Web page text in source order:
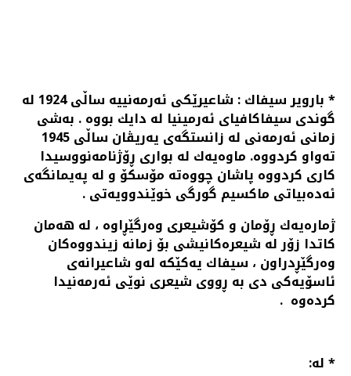
* بارویر سیفاك : شاعیرێكی ئەرمەنییە ساڵی 1924 لە
گوندی سیفاكافیای ئەرمینیا لە دایك بووە . بەشی
زمانی ئەرمەنی لە زانستگەی یەریڤان ساڵی 1945
تەواو كردووە. ماوەیەك لە بواری ڕۆژنامەنووسیدا
كاری كردووە پاشان چووەتە مۆسكۆ و لە پەیمانگەی
ئەدەبیاتی ماكسیم گورگی خوێندوویەتی .
ژمارەیەك ڕۆمان و كۆشیعری وەرگێڕاوە ، لە هەمان
كاتدا زۆر لە شیعرەكانیشی بۆ زمانە زیندووەكان
وەرگێڕدراون ، سیفاك یەكێكە لەو شاعیرانەی
ئاسۆیەكی دی بە ڕووی شیعری نوێی ئەرمەنیدا
كردەوە .
* له‌: